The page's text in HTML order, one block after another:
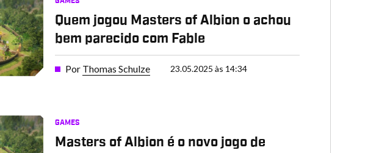
Quem jogou Masters of Albion o achou
bem parecido com Fable
Por Thomas Schulze 23.05.2025 às 14:34
GAMES
Masters of Albion é o novo jogo de